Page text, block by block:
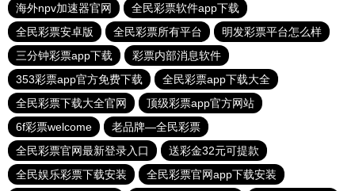
海外npv加速器官网
全民彩票软件app下载
全民彩票安卓版
全民彩票所有平台
明发彩票平台怎么样
三分钟彩票app下载
彩票内部消息软件
353彩票app官方免费下载
全民彩票app下载大全
全民彩票下载大全官网
顶级彩票app官方网站
6f彩票welcome
老品牌—全民彩票
全民彩票官网最新登录入口
送彩金32元可提款
全民娱乐彩票下载安装
全民彩票官网app下载安装